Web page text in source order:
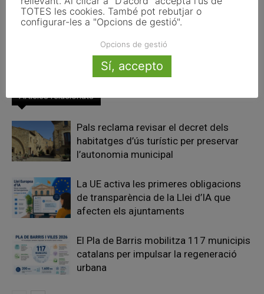
El POUM de Tarragona se
centra en el creixement de la
ciutat i en la cohesió de les
zones de Ponent i Llevant amb
La Diputació de Barcelona
aprova destinar 71,21 milions
d’euros a garantir els serveis
mínims i l’activitat dels
governs locals de la província
Articles relacionats
Pals reclama revisar el decret dels
habitatges d’ús turístic per preservar
l’autonomia municipal
La UE activa les primeres obligacions
de transparència de la Llei d’IA que
afecten els ajuntaments
El Pla de Barris mobilitza 117 municipis
catalans per impulsar la regeneració
urbana
TOTES les cookies. També pot rebutjar o
configurar-les a "Opcions de gestió".
Opcions de gestió
Sí, accepto